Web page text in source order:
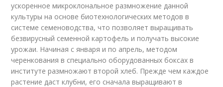
ускоренное микроклональное размножение данной
культуры на основе биотехнологических методов в
системе семеноводства, что позволяет выращивать
безвирусный семенной картофель и получать высокие
урожаи. Начиная с января и по апрель, методом
черенкования в специально оборудованных боксах в
институте размножают второй хлеб. Прежде чем каждое
растение даст клубни, его сначала выращивают в